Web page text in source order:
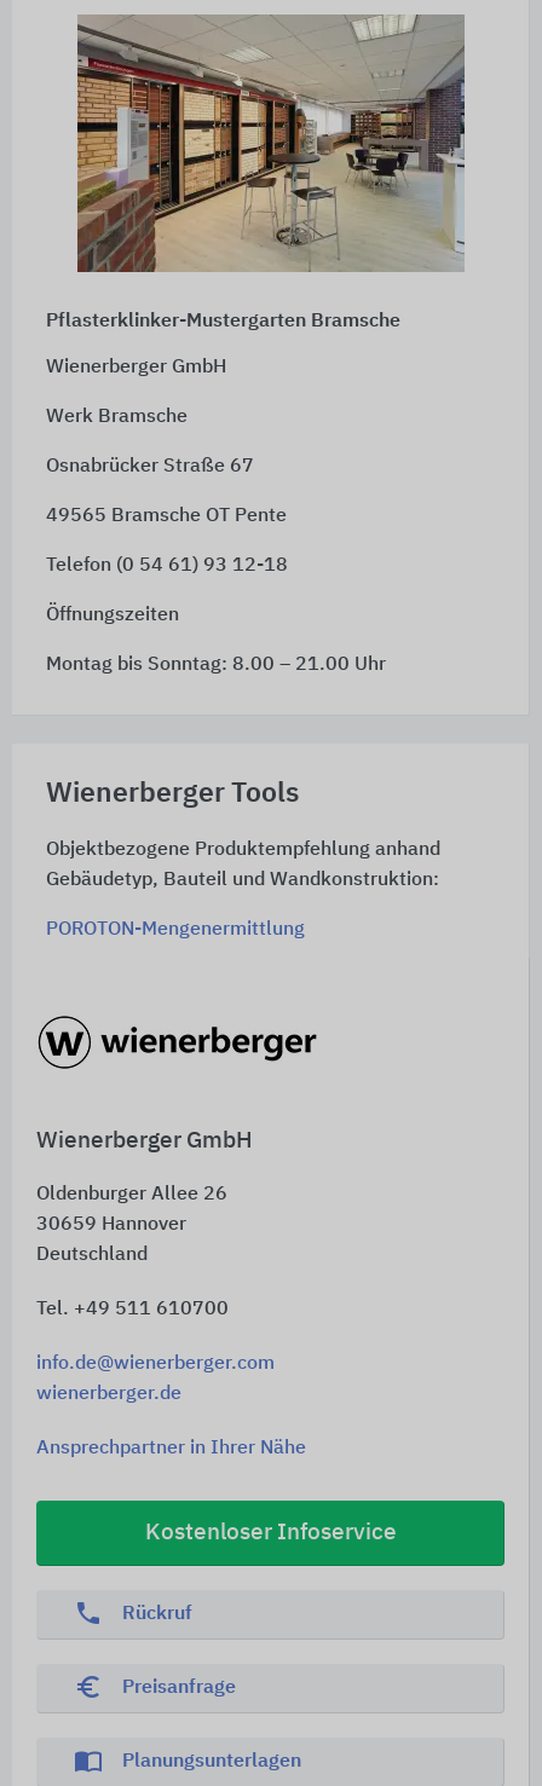
Wienerberger GmbH
Oldenburger Allee 26
30659 Hannover
Deutschland
Tel. +49 511 610700
info.de@wienerberger.com
wienerberger.de
Ansprechpartner in Ihrer Nähe
Kostenloser Infoservice
phone Rückruf
euro_symbol Preisanfrage
import_contacts Planungsunterlagen
Pflasterklinker-Mustergarten Bramsche
Wienerberger GmbH
Werk Bramsche
Osnabrücker Straße 67
49565 Bramsche OT Pente
Telefon (0 54 61) 93 12-18
Öffnungszeiten
Montag bis Sonntag: 8.00 – 21.00 Uhr
Wienerberger Tools
Objektbezogene Produktempfehlung anhand
Gebäudetyp, Bauteil und Wandkonstruktion:
POROTON-Mengenermittlung
Größen, Fugenfarben und Verlegearten:
TERCA Texturgenerator